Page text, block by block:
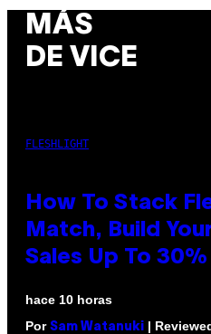
MÁS
DE VICE
FLESHLIGHT
How To Stack
Match, Build
Sales Up To 30%
hace 10 horas
Por Sam Watanuki |